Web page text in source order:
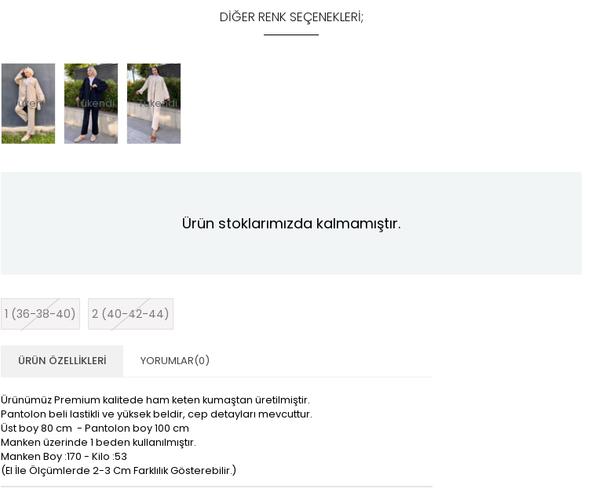
DIĞER RENK SEÇENEKLERI;
Tükendi Tükendi Tükendi
Ürün stoklarımızda kalmamıştır.
1 (36-38-40) 2 (40-42-44)
ÜRÜN ÖZELLIKLERI YORUMLAR(0)
Ürünümüz Premium kalitede ham keten kumaştan üretilmiştir.
Pantolon beli lastikli ve yüksek beldir, cep detayları mevcuttur.
Üst boy 80 cm - Pantolon boy 100 cm
Manken üzerinde 1 beden kullanılmıştır.
Manken Boy :170 - Kilo :53
(El İle Ölçümlerde 2-3 Cm Farklılık Gösterebilir.)